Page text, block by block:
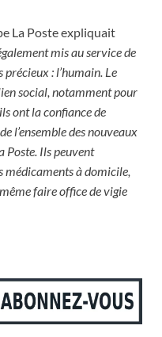
La Poste expliquait
mis au service de
: l’humain. Le
social, notamment pour
ont la confiance de
l’ensemble des nouveaux
Poste. Ils peuvent
médicaments à domicile,
faire office de vigie